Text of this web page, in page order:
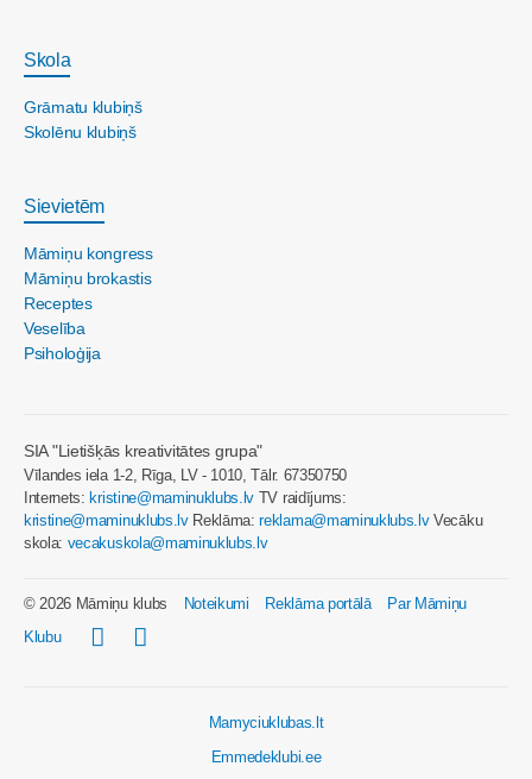
Skola
Grāmatu klubiņš
Skolēnu klubiņš
Sievietēm
Māmiņu kongress
Māmiņu brokastis
Receptes
Veselība
Psiholoģija
SIA "Lietišķās kreativitātes grupa"
Vīlandes iela 1-2, Rīga, LV - 1010, Tālr. 67350750
Internets: kristine@maminuklubs.lv TV raidījums:
kristine@maminuklubs.lvReklāma:reklama@maminuklubs.lvVecāku
skola: vecakuskola@maminuklubs.lv
© 2026 Māmiņu klubs Noteikumi Reklāma portālā
Par Māmiņu
Klubu
Mamyciuklubas.lt
Emmedeklubi.ee